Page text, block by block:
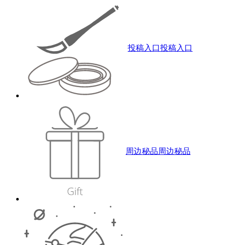
投稿入口投稿入口
周边秘品周边秘品